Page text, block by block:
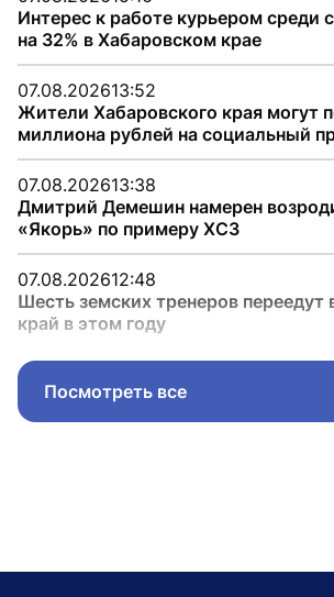
Интерес к работе курьером среди
на 32% в Хабаровском крае
07.08.202613:52
Жители Хабаровского края могут
миллиона рублей на социальный
07.08.202613:38
Дмитрий Демешин намерен
«Якорь» по примеру ХСЗ
07.08.202612:48
Шесть земских тренеров переедут
край в этом году
Посмотреть все